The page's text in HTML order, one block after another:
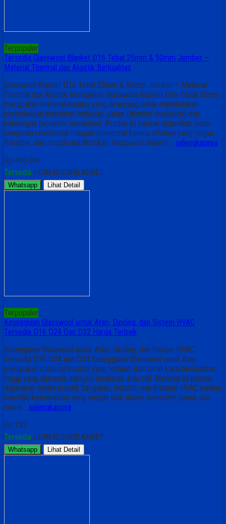
Terpopuler
Tersedia Glasswool Blanket D16 Tebal 25mm & 50mm Jember –
Material Thermal dan Akustik Berkualitas
Glasswool Blanket D16 Tebal 25mm & 50mm Jember – Material
Thermal dan Akustik Berkualitas Glasswool Blanket D16 Tebal 25mm
merupakan material insulasi yang dirancang untuk memberikan
perlindungan maksimal terhadap panas (thermal insulation) dan
kebisingan (acoustic insulation). Produk ini banyak digunakan pada
bangunan residensial maupun komersial karena sifatnya yang ringan,
fleksibel, dan mudah diaplikasikan. Glasswool Blanket… selengkapnya
Rp 460.000
Tersedia / GIM-GLSWBLANKET
Whatsapp Lihat Detail
Terpopuler
Keunggulan Glasswool untuk Atap, Dinding, dan Sistem HVAC
Tersedia D16 D24 Dan D32 Harga Terbaik
Keunggulan Glasswool untuk Atap, Dinding, dan Sistem HVAC
Tersedia D16 D24 dan D32 Keunggulan Glasswool untuk Atap
merupakan material insulasi yang terbuat dari serat kaca berkualitas
tinggi yang diproses menjadi lembaran atau roll. Material ini banyak
digunakan dalam proyek bangunan, industri, dan instalasi HVAC karena
memiliki kemampuan yang sangat baik dalam meredam panas dan
suara…. selengkapnya
Rp 123
Tersedia / GIM-GLSWBLANKET
Whatsapp Lihat Detail